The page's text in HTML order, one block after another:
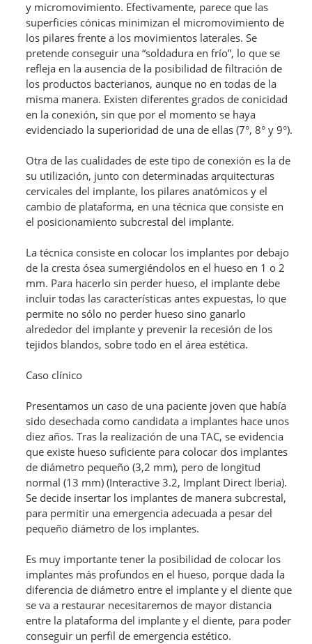
y micromovimiento. Efectivamente, parece que las
superficies cónicas minimizan el micromovimiento de
los pilares frente a los movimientos laterales. Se
pretende conseguir una “soldadura en frío”, lo que se
refleja en la ausencia de la posibilidad de filtración de
los productos bacterianos, aunque no en todas de la
misma manera. Existen diferentes grados de conicidad
en la conexión, sin que por el momento se haya
evidenciado la superioridad de una de ellas (7°, 8° y 9°).
Otra de las cualidades de este tipo de conexión es la de
su utilización, junto con determinadas arquitecturas
cervicales del implante, los pilares anatómicos y el
cambio de plataforma, en una técnica que consiste en
el posicionamiento subcrestal del implante.
La técnica consiste en colocar los implantes por debajo
de la cresta ósea sumergiéndolos en el hueso en 1 o 2
mm. Para hacerlo sin perder hueso, el implante debe
incluir todas las características antes expuestas, lo que
permite no sólo no perder hueso sino ganarlo
alrededor del implante y prevenir la recesión de los
tejidos blandos, sobre todo en el área estética.
Caso clínico
Presentamos un caso de una paciente joven que había
sido desechada como candidata a implantes hace unos
diez años. Tras la realización de una TAC, se evidencia
que existe hueso suficiente para colocar dos implantes
de diámetro pequeño (3,2 mm), pero de longitud
normal (13 mm) (Interactive 3.2, Implant Direct Iberia).
Se decide insertar los implantes de manera subcrestal,
para permitir una emergencia adecuada a pesar del
pequeño diámetro de los implantes.
Es muy importante tener la posibilidad de colocar los
implantes más profundos en el hueso, porque dada la
diferencia de diámetro entre el implante y el diente que
se va a restaurar necesitaremos de mayor distancia
entre la plataforma del implante y el diente, para poder
conseguir un perfil de emergencia estético.